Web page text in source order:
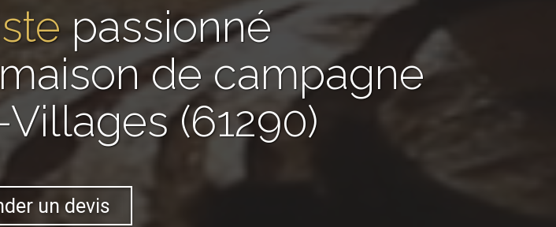
passionné
de campagne
(61290)
un devis